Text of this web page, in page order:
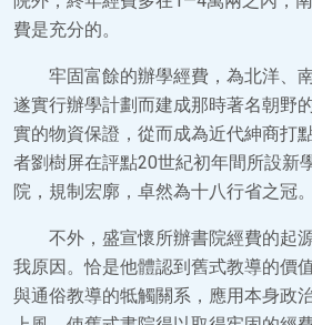
費是充分的。
牢固富餘的辦學經費，為北洋、
遂實行辦學計劃而建成那時著名朝野
實的物資保證，從而成為近代紳商打
者劉樹屏在評點20世紀初年間所設新
院，規制宏廓，卓然為十八行省之冠
不外，盛宣懷所辦書院經費的起
我原因。恰是他體認到舊式教導的價
與通俗教導的牴觸關系，應用本身政